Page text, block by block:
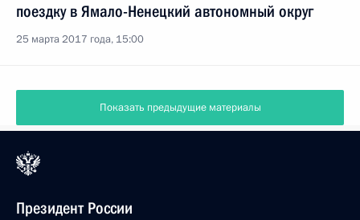
поездку в Ямало-Ненецкий автономный округ
25 марта 2017 года, 15:00
Показать предыдущие материалы
Президент России